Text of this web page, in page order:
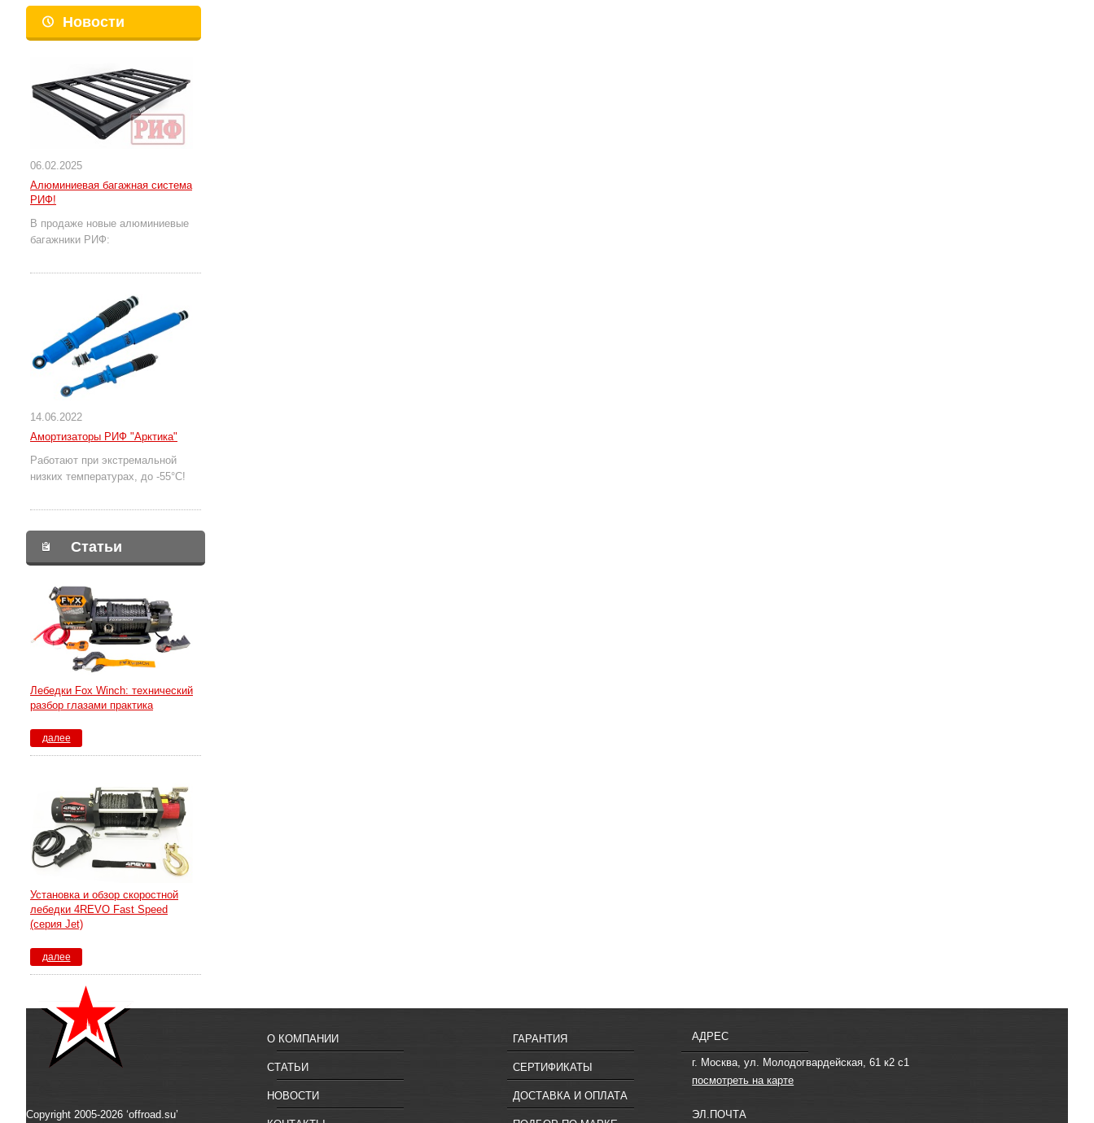
Новости
06.02.2025
Алюминиевая багажная система
РИФ!
В продаже новые алюминиевые
багажники РИФ:
14.06.2022
Амортизаторы РИФ "Арктика"
Работают при экстремальной
низких температурах, до -55°С!
Статьи
Лебедки Fox Winch: технический
разбор глазами практика
далее
Установка и обзор скоростной
лебедки 4REVO Fast Speed
(серия Jet)
далее
Copyright 2005-2026 ‘offroad.su’
О КОМПАНИИ
СТАТЬИ
НОВОСТИ
ГАРАНТИЯ
СЕРТИФИКАТЫ
ДОСТАВКА И ОПЛАТА
АДРЕС
г. Москва, ул. Молодогвардейская, 61 к2 с1
посмотреть на карте
ЭЛ.ПОЧТА